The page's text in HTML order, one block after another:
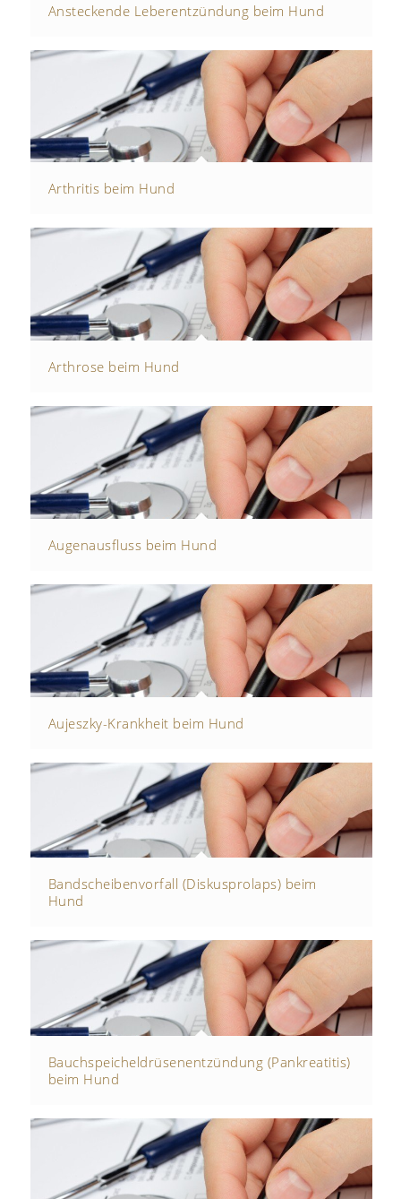
Ansteckende Leberentzündung beim Hund
Arthritis beim Hund
Arthrose beim Hund
Augenausfluss beim Hund
Aujeszky-Krankheit beim Hund
Bandscheibenvorfall (Diskusprolaps) beim
Hund
Bauchspeicheldrüsenentzündung (Pankreatitis)
beim Hund